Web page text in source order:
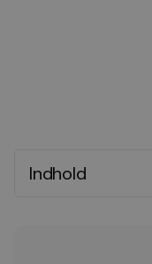
Indhold